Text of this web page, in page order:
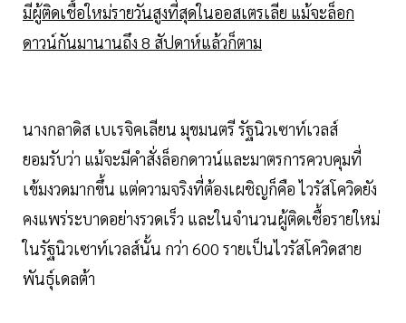
มีผู้ติดเชื้อใหม่รายวันสูงที่สุดในออสเตรเลีย แม้จะล็อก
ดาวน์กันมานานถึง 8 สัปดาห์แล้วก็ตาม
นางกลาดิส เบเรจิคเลียน มุขมนตรี รัฐนิวเซาท์เวลส์
ยอมรับว่า แม้จะมีคำสั่งล็อกดาวน์และมาตรการควบคุมที่
เข้มงวดมากขึ้น แต่ความจริงที่ต้องเผชิญก็คือ ไวรัสโควิดยัง
คงแพร่ระบาดอย่างรวดเร็ว และในจำนวนผู้ติดเชื้อรายใหม่
ในรัฐนิวเซาท์เวลส์นั้น กว่า 600 รายเป็นไวรัสโควิดสาย
พันธุ์เดลต้า